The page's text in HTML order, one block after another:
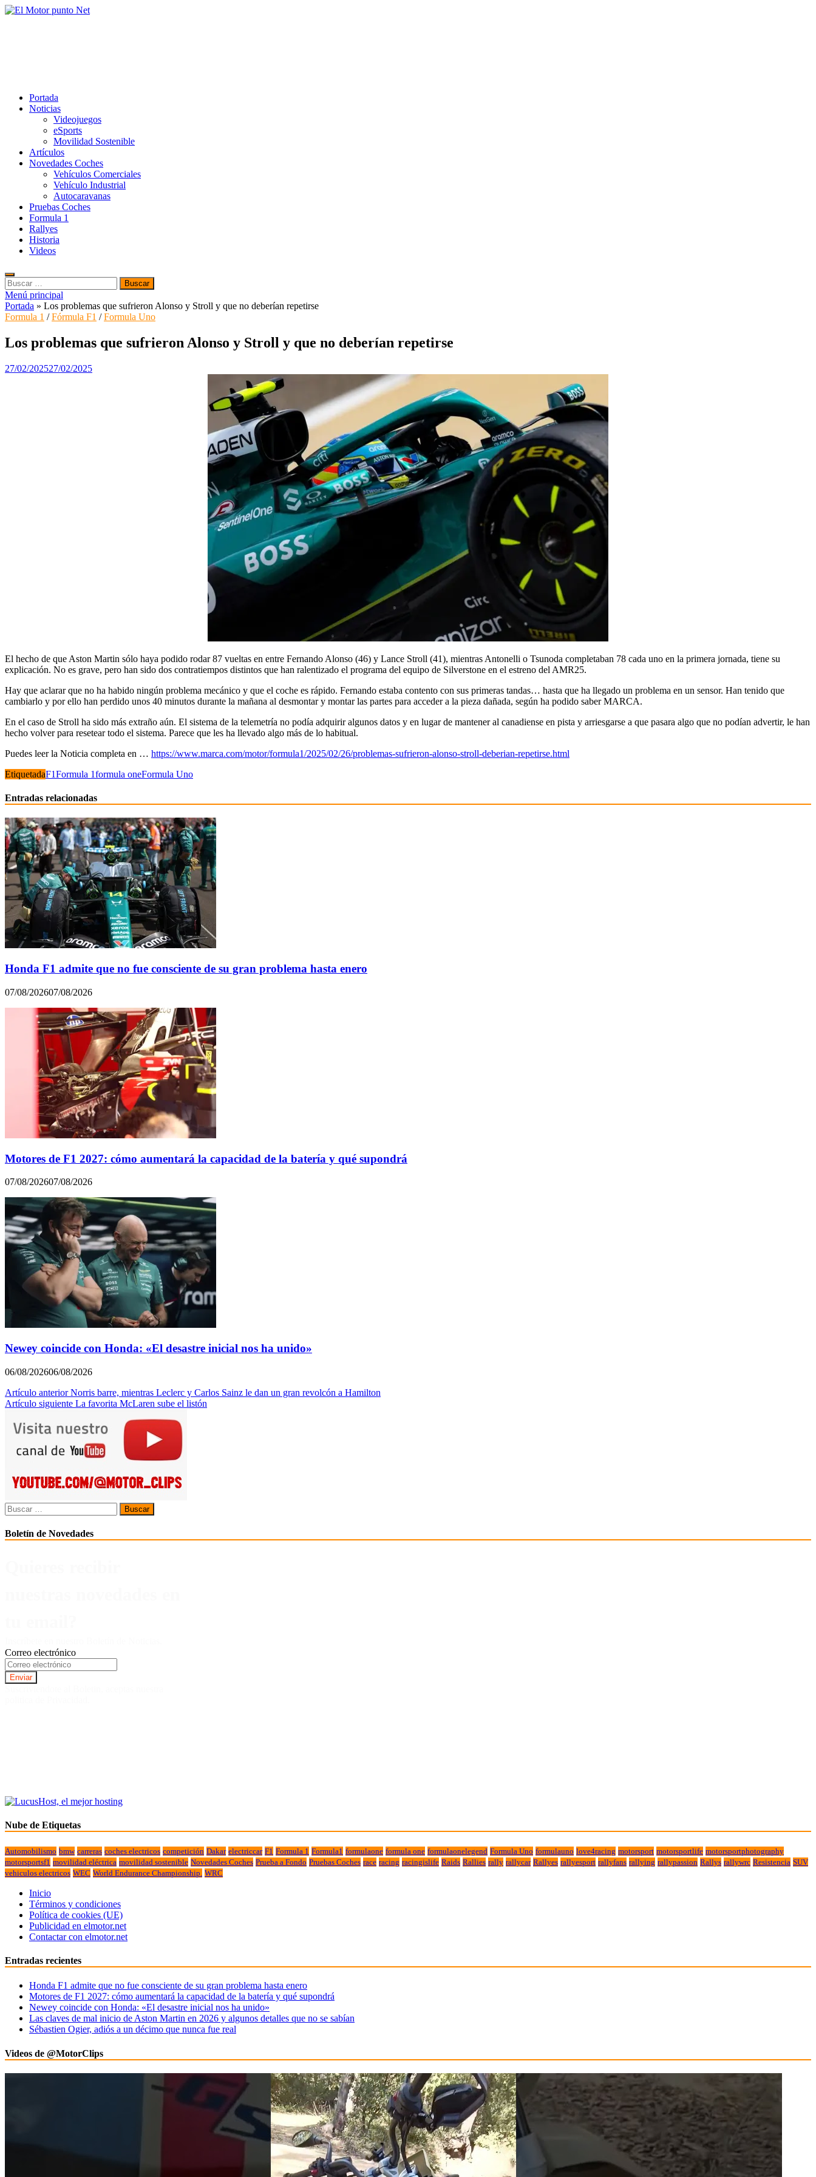
Saltar
Portada
Noticias
Videojuegos
eSports
Movilidad Sostenible
Artículos
Novedades Coches
Vehículos Comerciales
Vehículo Industrial
Autocaravanas
Pruebas Coches
Formula 1
Rallyes
Historia
Videos
Buscar:
Menú principal
Portada » Los problemas que sufrieron Alonso y Stroll y que no deberían repetirse
Formula 1 /Fórmula F1 /Formula Uno
Los problemas que sufrieron Alonso y Stroll y que no deberían repetirse
27/02/202527/02/2025
El hecho de que Aston Martin sólo haya podido rodar 87 vueltas en entre Fernando Alonso (46) y Lance Stroll (41), mientras Antonelli o Tsunoda completaban 78 cada uno en la primera jornada, tiene su
explicación. No es grave, pero han sido dos contratiempos distintos que han ralentizado el programa del equipo de Silverstone en el estreno del AMR25.
Hay que aclarar que no ha habido ningún problema mecánico y que el coche es rápido. Fernando estaba contento con sus primeras tandas… hasta que ha llegado un problema en un sensor. Han tenido que
cambiarlo y por ello han perdido unos 40 minutos durante la mañana al desmontar y montar las partes para acceder a la pieza dañada, según ha podido saber MARCA.
En el caso de Stroll ha sido más extraño aún. El sistema de la telemetría no podía adquirir algunos datos y en lugar de mantener al canadiense en pista y arriesgarse a que pasara algo que no podían advertir, le han
hecho volver para resetear todo el sistema. Parece que les ha llevado algo más de lo habitual.
Puedes leer la Noticia completa en … https://www.marca.com/motor/formula1/2025/02/26/problemas-sufrieron-alonso-stroll-deberian-repetirse.html
EtiquetadaF1Formula 1formula oneFormula Uno
Entradas relacionadas
Honda F1 admite que no fue consciente de su gran problema hasta enero
07/08/202607/08/2026
Motores de F1 2027: cómo aumentará la capacidad de la batería y qué supondrá
07/08/202607/08/2026
Newey coincide con Honda: «El desastre inicial nos ha unido»
06/08/202606/08/2026
Navegación
de
entradas
Artículo anterior Norris barre, mientras Leclerc y Carlos Sainz le dan un gran revolcón a Hamilton
Artículo siguiente La favorita McLaren sube el listón
Buscar:
Boletín de Novedades
Correo electrónico
Nube de Etiquetas
Automobilismo bmw carreras coches electricos competición Dakar electriccar F1 Formula 1 Formula1 formulaone formula one formulaonelegend Formula Uno formulauno love4racing motorsport motorsportlife motorsportphotography
motorsportsf1 movilidad eléctrica movilidad sostenible Novedades Coches Prueba a Fondo Pruebas Coches race racing racingislife Raids Rallies rally rallycar Rallyes rallyesport rallyfans rallying rallypassion Rallys rallywrc Resistencia SUV
vehiculos electricos WEC World Endurance Championship. WRC
Inicio
Términos y condiciones
Política de cookies (UE)
Publicidad en elmotor.net
Contactar con elmotor.net
Entradas recientes
Honda F1 admite que no fue consciente de su gran problema hasta enero
Motores de F1 2027: cómo aumentará la capacidad de la batería y qué supondrá
Newey coincide con Honda: «El desastre inicial nos ha unido»
Las claves de mal inicio de Aston Martin en 2026 y algunos detalles que no se sabían
Sébastien Ogier, adiós a un décimo que nunca fue real
Videos de @MotorClips